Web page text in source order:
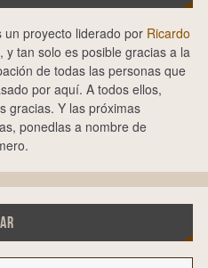
un proyecto liderado por Ricardo
, y tan solo es posible gracias a la
de todas las personas que
por aquí. A todos ellos,
gracias. Y las próximas
ponedlas a nombre de